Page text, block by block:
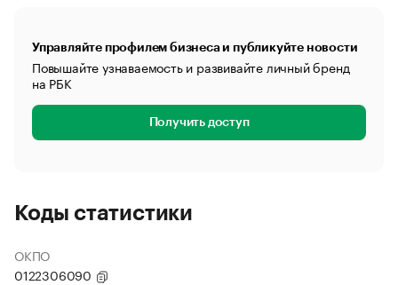
Управляйте профилем бизнеса и публикуйте новости
Повышайте узнаваемость и развивайте личный бренд
на РБК
Получить доступ
Коды статистики
ОКПО
0122306090